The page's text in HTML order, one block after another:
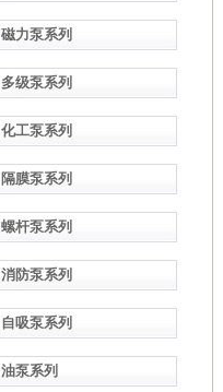
磁力泵系列
多级泵系列
化工泵系列
隔膜泵系列
螺杆泵系列
消防泵系列
自吸泵系列
油泵系列